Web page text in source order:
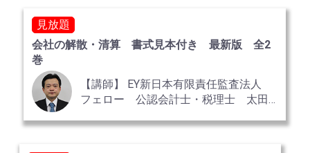
見放題
会社の解散・清算 書式見本付き 最新版 全2
巻
【講師】 EY新日本有限責任監査法人
フェロー 公認会計士・税理士 太田